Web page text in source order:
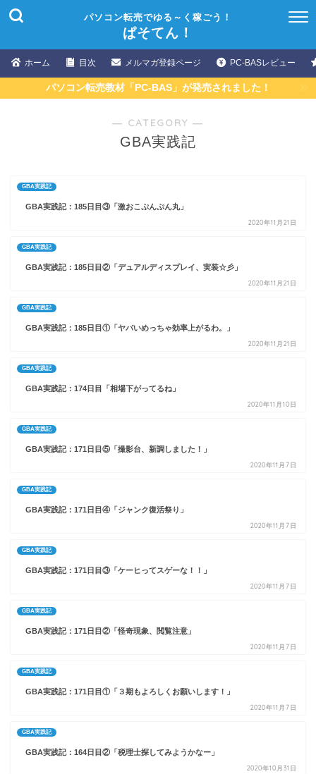
パソコン転売でゆる～く稼ごう！
ぱそてん！
ホーム 目次 メルマガ登録ページ PC-BASレビュー
パソコン転売教材「PC-BAS」が発売されました！
― CATEGORY ―
GBA実践記
GBA実践記
GBA実践記：185日目③「激おこぷんぷん丸」
2020年11月21日
GBA実践記
GBA実践記：185日目②「デュアルディスプレイ、実装☆彡」
2020年11月21日
GBA実践記
GBA実践記：185日目①「ヤバいめっちゃ効率上がるわ。」
2020年11月21日
GBA実践記
GBA実践記：174日目「相場下がってるね」
2020年11月10日
GBA実践記
GBA実践記：171日目⑤「撮影台、新調しました！」
2020年11月7日
GBA実践記
GBA実践記：171日目④「ジャンク復活祭り」
2020年11月7日
GBA実践記
GBA実践記：171日目③「ケーヒってスゲーな！！」
2020年11月7日
GBA実践記
GBA実践記：171日目②「怪奇現象、閲覧注意」
2020年11月7日
GBA実践記
GBA実践記：171日目①「３期もよろしくお願いします！」
2020年11月7日
GBA実践記
GBA実践記：164日目②「税理士探してみようかなー」
2020年10月31日